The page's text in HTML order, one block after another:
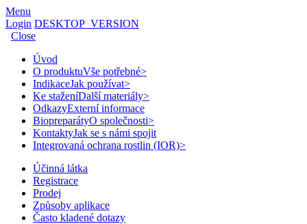
Menu
Login DESKTOP_VERSION
Close
Úvod
O produktuVše potřebné>
IndikaceJak používat>
Ke staženíDalší materiály>
OdkazyExterní informace
BiopreparátyO společnosti>
KontaktyJak se s námi spojit
Integrovaná ochrana rostlin (IOR)>
Účinná látka
Registrace
Prodej
Způsoby aplikace
Často kladené dotazy